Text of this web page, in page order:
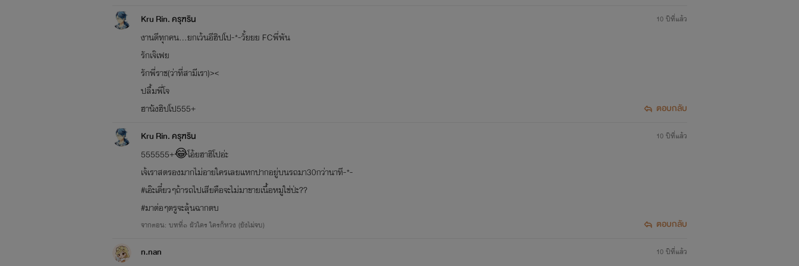
Kru Rin. ครุฑริน
งานดีทุกคน...ยกเว้นอีฮิปโป-*-วั้ยยย FCพี่พัน
รักเจ๊เฟย
รักพี่ราช(ว่าที่สามีเรา)><
ปลื้มพี่โจ
ฮานังฮิปโป555+
10 ปีที่แล้ว
ตอบกลับ
Kru Rin. ครุฑริน
555555+😂โอ้ยฮาฮิโปอ่ะ
เจ้เราสตรองมากไม่อายใครเลยแหกปากอยู่บนรถมา30กว่านาที-*-
#เอ๊ะเดี๋ยวๆถ้ารถไปเสียคือจะไม่มาขายเนื้อหมูใช่ป่ะ??
#มาต่อๆตรูจะลุ้นฉากตบ
จากตอน: บทที่๑ ผัวใคร ใครก็หวง (ยังไม่จบ)
10 ปีที่แล้ว
ตอบกลับ
n.nan
10 ปีที่แล้ว